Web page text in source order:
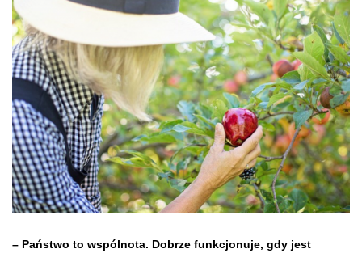
– Państwo to wspólnota. Dobrze funkcjonuje, gdy jest